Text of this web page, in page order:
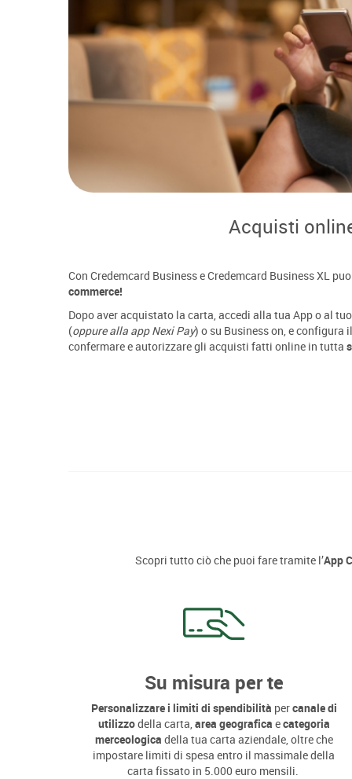
Acquisti
Con Credemcard Business e Credemcard Business XL
commerce!
Dopo aver acquistato la carta, accedi alla tua App o al
(oppure alla app Nexi Pay) o su Business on, e configura
confermare e autorizzare gli acquisti fatti online in tutta
Scopri tutto ciò che puoi fare tramite l’App
Su misura per te
Personalizzare i limiti di spendibilità percanale di
utilizzodella carta, area geografica ecategoria
merceologica della tua carta aziendale, oltre che
impostare limiti di spesa entro il massimale della
carta fissato in 5.000 euro mensili.